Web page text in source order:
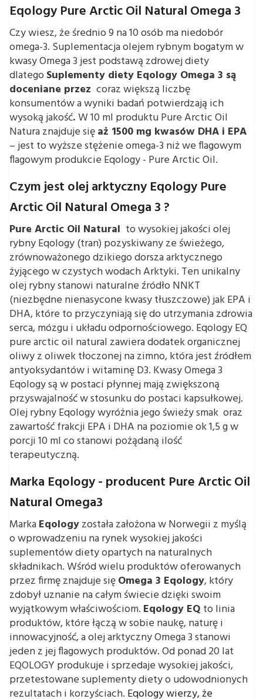
Eqology Pure Arctic Oil Natural Omega 3
Czy wiesz, że średnio 9 na 10 osób ma niedobór
omega-3. Suplementacja olejem rybnym bogatym w
kwasy Omega 3 jest podstawą zdrowej diety
dlategoSuplementy diety Eqology Omega 3 są
doceniane przez coraz większą liczbę
konsumentów a wyniki badań potwierdzają ich
wysoką jakość.W 10 ml produktu Pure Arctic Oil
Natura znajduje sięaż 1500 mg kwasów DHA i EPA
– jest to wyższe stężenie omega-3 niż we flagowym
flagowym produkcie Eqology - Pure Arctic Oil.
Czym jest olej arktyczny Eqology Pure
Arctic Oil Natural Omega 3 ?
Pure Arctic Oil Natural to wysokiej jakości olej
rybny Eqology (tran) pozyskiwany ze świeżego,
zrównoważonego dzikiego dorsza arktycznego
żyjącego w czystych wodach Arktyki. Ten unikalny
olej rybny stanowi naturalne źródło NNKT
(niezbędne nienasycone kwasy tłuszczowe) jak EPA i
DHA, które to przyczyniają się do utrzymania zdrowia
serca, mózgu i układu odpornościowego. Eqology EQ
pure arctic oil natural zawiera dodatek organicznej
oliwy z oliwek tłoczonej na zimno, która jest źródłem
antyoksydantów i witaminę D3. Kwasy Omega 3
Eqology są w postaci płynnej mają zwiększoną
przyswajalność w stosunku do postaci kapsułkowej.
Olej rybny Eqology wyróżnia jego świeży smak oraz
zawartość frakcji EPA i DHA na poziomie ok 1,5 g w
porcji 10 ml co stanowi pożądaną ilość
terapeutyczną.
Marka Eqology - producent Pure Arctic Oil
Natural Omega3
MarkaEqologyzostała założona w Norwegii z myślą
o wprowadzeniu na rynek wysokiej jakości
suplementów diety opartych na naturalnych
składnikach. Wśród wielu produktów oferowanych
przez firmę znajduje sięOmega 3 Eqology, który
zdobył uznanie na całym świecie dzięki swoim
wyjątkowym właściwościom. Eqology EQto linia
produktów, które łączą w sobie naukę, naturę i
innowacyjność, a olej arktyczny Omega 3 stanowi
jeden z jej flagowych produktów. Od ponad 20 lat
EQOLOGY produkuje i sprzedaje wysokiej jakości,
przetestowane suplementy diety o udowodnionych
rezultatach i korzyściach. Eqology wierzy, że